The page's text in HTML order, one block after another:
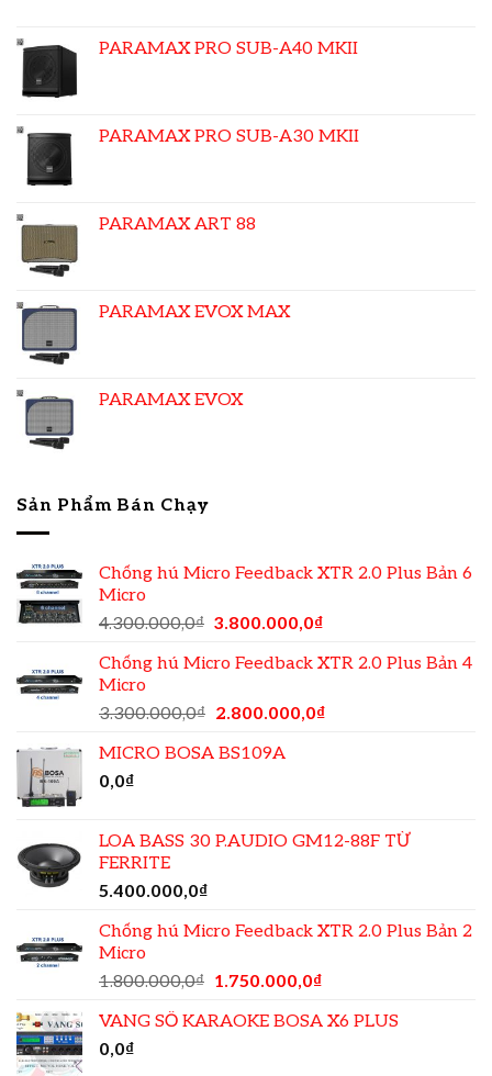
PARAMAX PRO SUB-A40 MKII
PARAMAX PRO SUB-A30 MKII
PARAMAX ART 88
PARAMAX EVOX MAX
PARAMAX EVOX
Sản Phẩm Bán Chạy
Chống hú Micro Feedback XTR 2.0 Plus Bản 6
Micro
4.300.000,0₫ 3.800.000,0₫
Chống hú Micro Feedback XTR 2.0 Plus Bản 4
Micro
3.300.000,0₫ 2.800.000,0₫
MICRO BOSA BS109A
0,0₫
LOA BASS 30 P.AUDIO GM12-88F TỪ
FERRITE
5.400.000,0₫
Chống hú Micro Feedback XTR 2.0 Plus Bản 2
Micro
1.800.000,0₫ 1.750.000,0₫
VANG SỐ KARAOKE BOSA X6 PLUS
0,0₫